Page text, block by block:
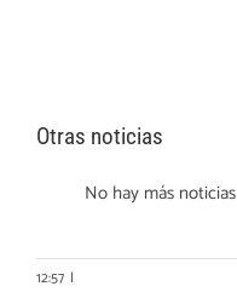
Otras noticias
No hay más noticias
12:57 |